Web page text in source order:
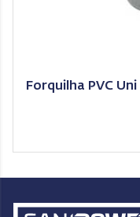
Forquilha PVC Uni